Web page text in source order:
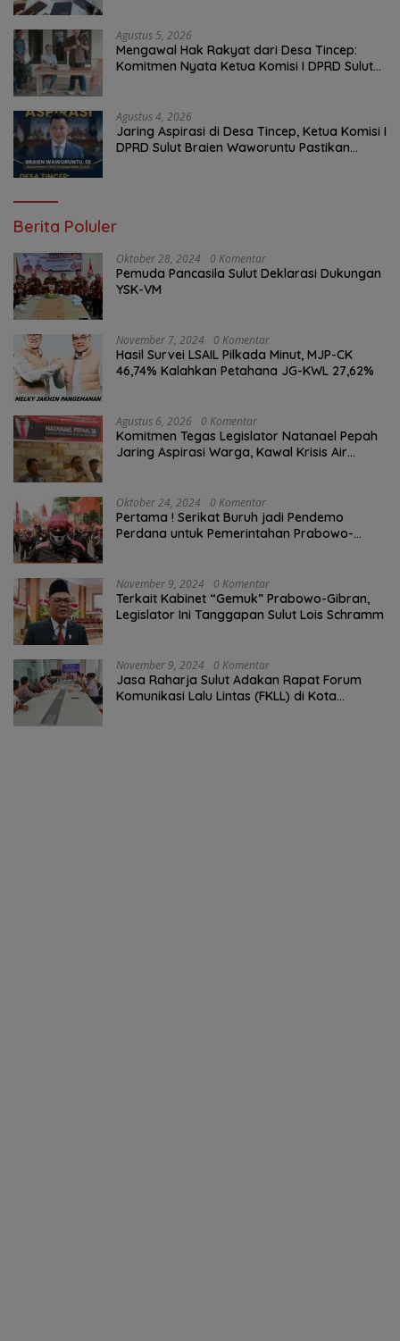
Agustus 5, 2026
Mengawal Hak Rakyat dari Desa Tincep:
Komitmen Nyata Ketua Komisi I DPRD Sulut
Agustus 4, 2026
Jaring Aspirasi di Desa Tincep, Ketua Komisi I
DPRD Sulut Braien Waworuntu Pastikan
Berita Poluler
Oktober 28, 2024 0 Komentar
Pemuda Pancasila Sulut Deklarasi Dukungan
YSK-VM
November 7, 2024 0 Komentar
Hasil Survei LSAIL Pilkada Minut, MJP-CK
46,74% Kalahkan Petahana JG-KWL 27,62%
Agustus 6, 2026 0 Komentar
Komitmen Tegas Legislator Natanael Pepah
Jaring Aspirasi Warga, Kawal Krisis Air
Oktober 24, 2024 0 Komentar
Pertama ! Serikat Buruh jadi Pendemo
Perdana untuk Pemerintahan Prabowo-
November 9, 2024 0 Komentar
Terkait Kabinet “Gemuk” Prabowo-Gibran,
Legislator Ini Tanggapan Sulut Lois Schramm
November 9, 2024 0 Komentar
Jasa Raharja Sulut Adakan Rapat Forum
Komunikasi Lalu Lintas (FKLL) di Kota